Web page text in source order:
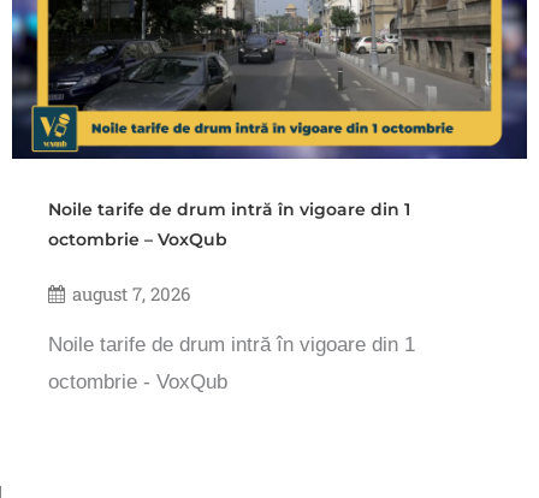
Noile tarife de drum intră în vigoare din 1
octombrie – VoxQub
august 7, 2026
Noile tarife de drum intră în vigoare din 1
octombrie - VoxQub